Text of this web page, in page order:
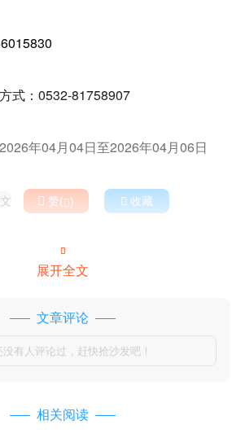
式：0532-81758907
年04月04日至2026年04月06日
 赞()  收藏

展开全文
文章评论
没有人评论过，赶快抢沙发吧！
相关阅读